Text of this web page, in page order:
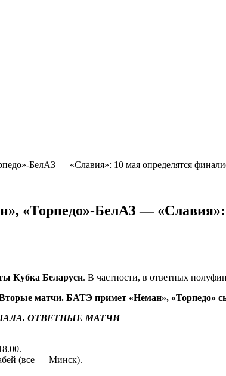
БелАЗ — «Славия»: 10 мая определятся
«Торпедо»-БелАЗ — «Славия»:
Кубка Беларуси. В частности, в ответных
матчи. БАТЭ примет «Неман», «Торпедо»
ОТВЕТНЫЕ МАТЧИ
(все — Минск).